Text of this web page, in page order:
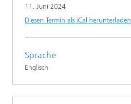
11. Juni 2024
Diesen Termin als iCal herunterladen
Sprache
Englisch